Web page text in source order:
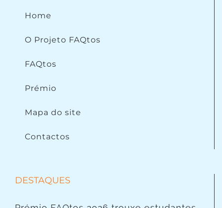
Home
O Projeto FAQtos
FAQtos
Prémio
Mapa do site
Contactos
DESTAQUES